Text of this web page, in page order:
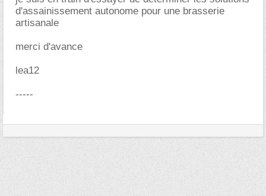
d'assainissement autonome pour une brasserie
artisanale
merci d'avance
lea12
-----